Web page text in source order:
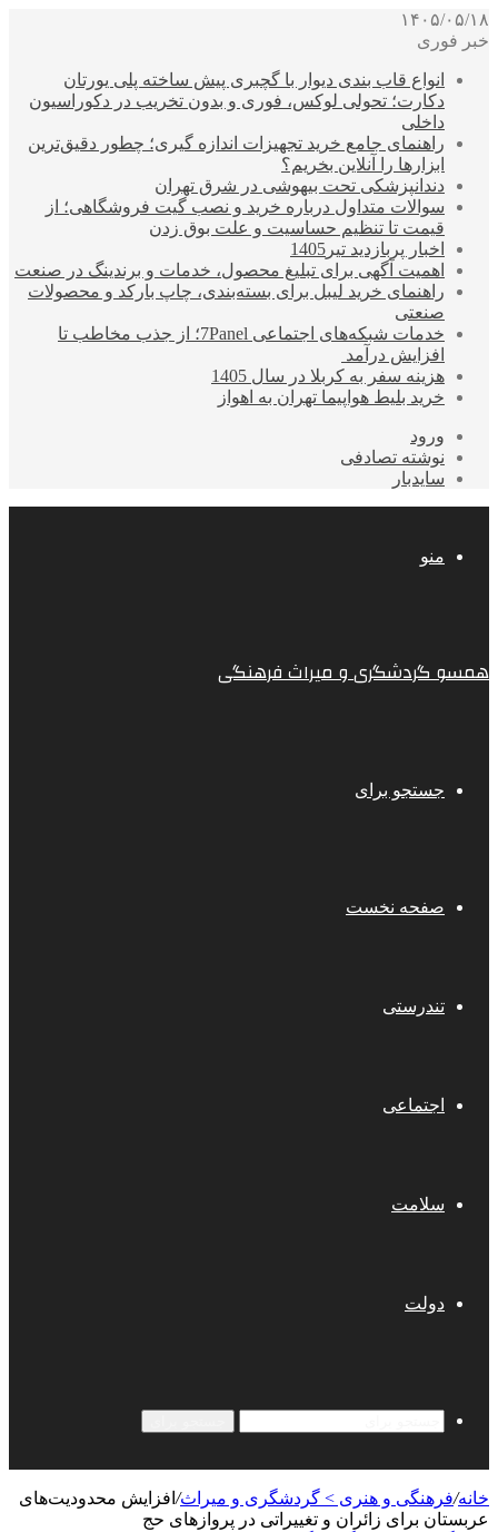
۱۴۰۵/۰۵/۱۸
خبر فوری
انواع قاب بندی دیوار با گچبری پیش ساخته پلی یورتان
دکارت؛ تحولی لوکس، فوری و بدون تخریب در دکوراسیون
داخلی
راهنمای جامع خرید تجهیزات اندازه گیری؛ چطور دقیق‌ترین
ابزارها را آنلاین بخریم؟
دندانپزشکی تحت بیهوشی در شرق تهران
سوالات متداول درباره خرید و نصب گیت فروشگاهی؛ از
قیمت تا تنظیم حساسیت و علت بوق زدن
اخبار پربازدید تیر1405
اهمیت آگهی برای تبلیغ محصول، خدمات و برندینگ در صنعت
راهنمای خرید لیبل برای بسته‌بندی، چاپ بارکد و محصولات
صنعتی
خدمات شبکه‌های اجتماعی 7Panel؛ از جذب مخاطب تا
افزایش درآمد
هزینه سفر به کربلا در سال 1405
خرید بلیط هواپیما تهران به اهواز
ورود
نوشته تصادفی
سایدبار
منو
همسو گردشگری و میراث فرهنگی
جستجو برای
صفحه نخست
تندرستی
اجتماعی
سلامت
دولت
خانه/فرهنگی و هنری > گردشگری و میراث/ افزایش محدودیت‌های
عربستان برای زائران و تغییراتی در پروازهای حج